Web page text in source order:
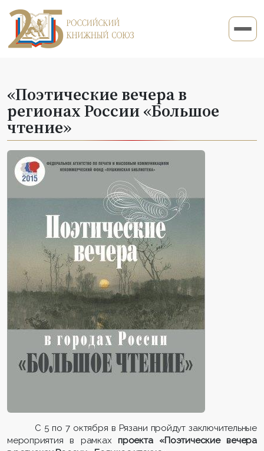
«Поэтические вечера в
регионах России «Большое
чтение»
С 5 по 7 октября в Рязани пройдут заключительные
мероприятия в рамкахпроекта «Поэтические вечера